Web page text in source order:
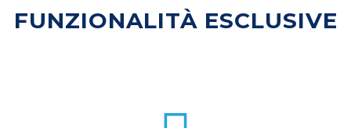
FUNZIONALITÀ ESCLUSIVE